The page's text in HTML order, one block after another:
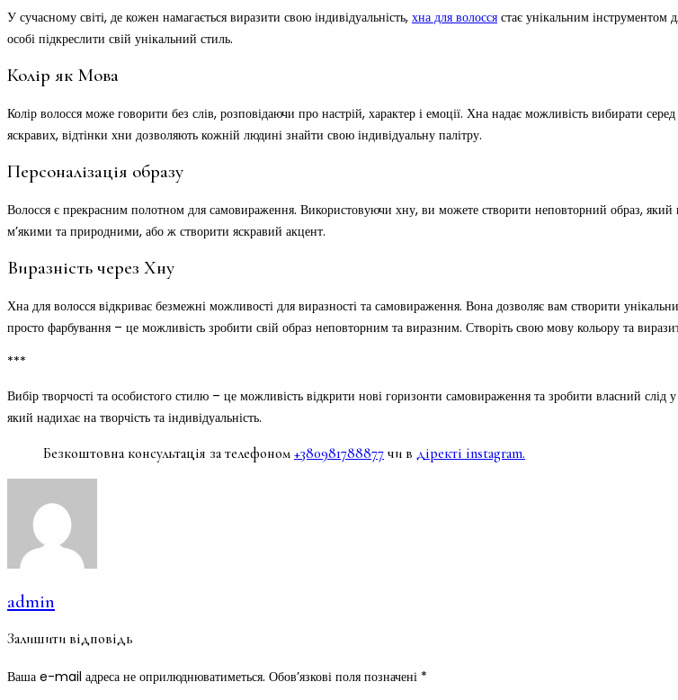
У сучасному світі, де кожен намагається виразити свою індивідуальність, хна для волосся стає унікальним інструментом
особі підкреслити свій унікальний стиль.
Колір як Мова
Колір волосся може говорити без слів, розповідаючи про настрій, характер і емоції. Хна надає можливість вибирати
яскравих, відтінки хни дозволяють кожній людині знайти свою індивідуальну палітру.
Персоналізація образу
Волосся є прекрасним полотном для самовираження. Використовуючи хну, ви можете створити неповторний образ, який
м’якими та природними, або ж створити яскравий акцент.
Виразність через Хну
Хна для волосся відкриває безмежні можливості для виразності та самовираження. Вона дозволяє вам створити
просто фарбування – це можливість зробити свій образ неповторним та виразним. Створіть свою мову кольору та
***
Вибір творчості та особистого стилю – це можливість відкрити нові горизонти самовираження та зробити власний слід у
який надихає на творчість та індивідуальність.
Безкоштовна консультація за телефоном +380981788877 чи в діректі instagram.
admin
Залишити відповідь
Ваша e-mail адреса не оприлюднюватиметься. Обов’язкові поля позначені *